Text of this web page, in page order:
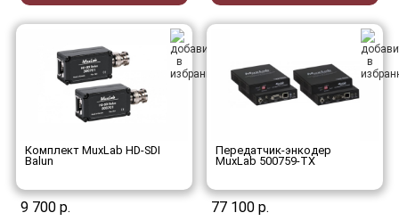
Комплект MuxLab HD-SDI
Balun
9 700 р.
Передатчик-энкодер
MuxLab 500759-TX
77 100 р.